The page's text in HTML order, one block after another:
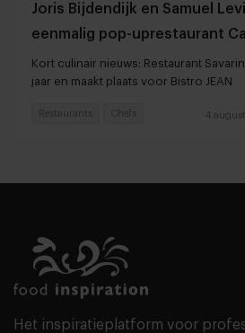
Joris Bijdendijk en Samuel
eenmalig pop-uprestaurant
Kort culinair nieuws: Restaurant
jaar en maakt plaats voor Bistro JEAN
4
Restaurants Chefs
Het inspiratieplatform voor